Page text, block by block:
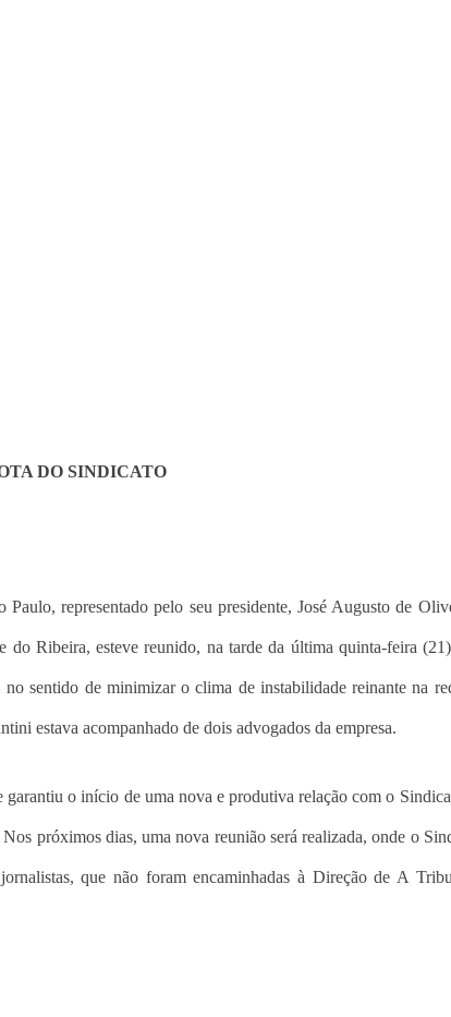
DO SINDICATO
representado pelo seu presidente, José Augusto de
do Ribeira, esteve reunido, na tarde da última quinta-feira
sentido de minimizar o clima de instabilidade reinante na
estava acompanhado de dois advogados da empresa.
o início de uma nova e produtiva relação com o
próximos dias, uma nova reunião será realizada, onde o
que não foram encaminhadas à Direção de A